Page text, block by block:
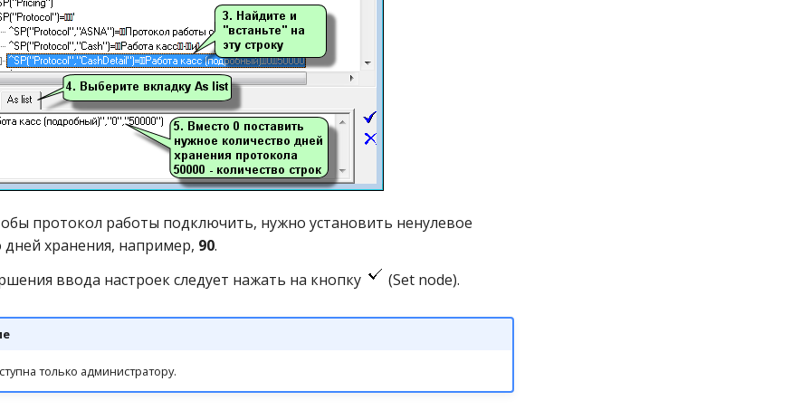
протокол работы подключить, нужно установить ненулевое
дней хранения, например, 90.
ввода настроек следует нажать на кнопку
(Set node).
только администратору.